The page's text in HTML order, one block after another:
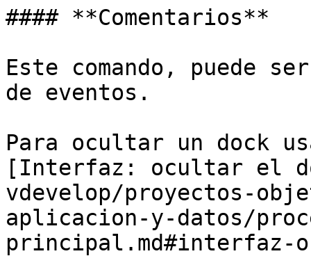
#### **Comentarios**
Este comando, puede
de eventos.
Para ocultar un dock
[Interfaz: ocultar el
vdevelop/proyectos-
aplicacion-y-datos/
principal.md#interfaz-